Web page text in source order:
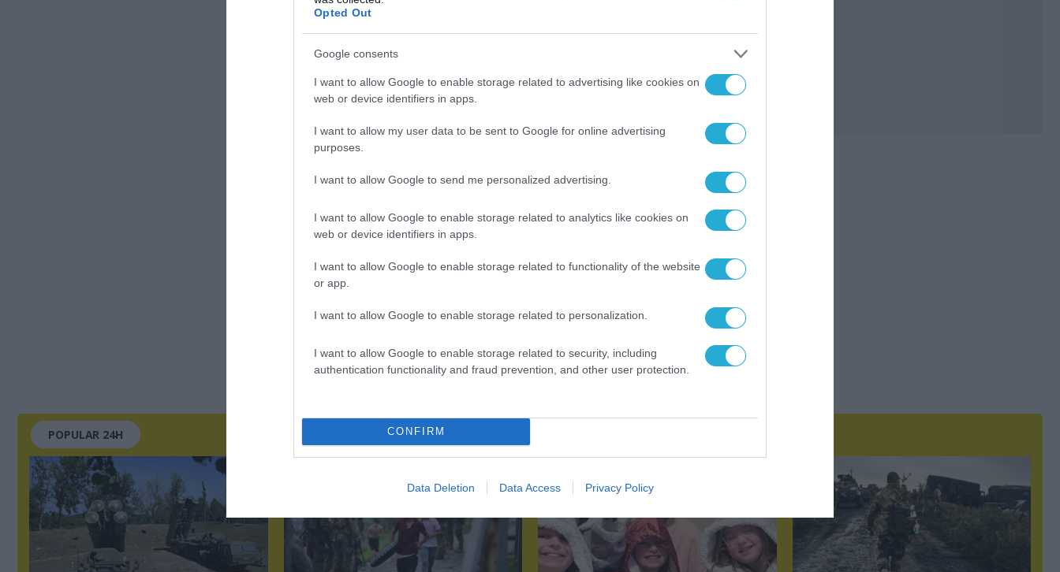
Opted Out
Google consents
I want to allow Google to enable storage related to advertising like cookies on
web or device identifiers in apps.
I want to allow my user data to be sent to Google for online advertising
purposes.
I want to allow Google to send me personalized advertising.
I want to allow Google to enable storage related to analytics like cookies on
web or device identifiers in apps.
I want to allow Google to enable storage related to functionality of the website
or app.
I want to allow Google to enable storage related to personalization.
I want to allow Google to enable storage related to security, including
authentication functionality and fraud prevention, and other user protection.
CONFIRM
Data Deletion Data Access Privacy Policy
POPULAR 24H